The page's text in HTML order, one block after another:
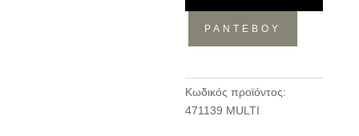
130x180
ΡΑΝΤΕΒΟΥ
Κωδικός προϊόντος:
471139 MULTI